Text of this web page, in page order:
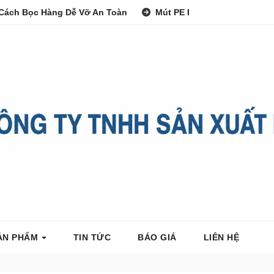
Bọc Hàng Dễ Vỡ An Toàn Mút PE Foam Đóng Gói
PHẨM TIN TỨC BÁO GIÁ LIÊN HỆ